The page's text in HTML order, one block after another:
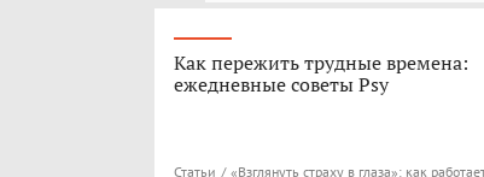
Как пережить трудные времена:
ежедневные советы Psy
Статьи / «Взглянуть страху в глаза»: как